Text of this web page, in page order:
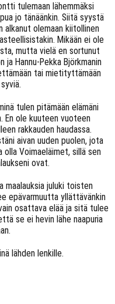
tulemaan lähemmäksi
jo tänäänkin. Siitä syystä
olemaan kiitollinen
Mikään ei ole
mutta vielä en sortunut
ja Hannu-Pekka Björkmanin
tai mietityttämään
tulen pitämään elämäni
En ole kuuteen vuoteen
rakkauden haudassa.
aivan uuden puolen, jota
Voimaeläimet, sillä sen
ovat.
juluki toisten
epävarmuutta yllättävänkin
osattava elää ja sitä tulee
se ei hevin lähe naapuria
lähden lenkille.